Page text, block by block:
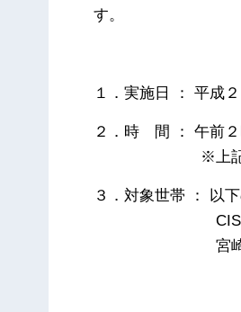
す。
１．実施日 ： 平成
２．時 間 ： 午前
※上記時間帯で
３．対象世帯 ： 以
CISCO社製無
宮崎県 都城
西諸県郡
日